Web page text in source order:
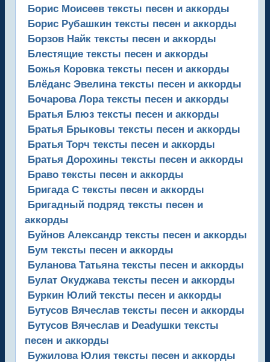
Борис Моисеев тексты песен и аккорды
Борис Рубашкин тексты песен и аккорды
Борзов Найк тексты песен и аккорды
Блестящие тексты песен и аккорды
Божья Коровка тексты песен и аккорды
Блёданс Эвелина тексты песен и аккорды
Бочарова Лора тексты песен и аккорды
Братья Блюз тексты песен и аккорды
Братья Брыковы тексты песен и аккорды
Братья Торч тексты песен и аккорды
Братья Дорохины тексты песен и аккорды
Браво тексты песен и аккорды
Бригада С тексты песен и аккорды
Бригадный подряд тексты песен и
аккорды
Буйнов Александр тексты песен и аккорды
Бум тексты песен и аккорды
Буланова Татьяна тексты песен и аккорды
Булат Окуджава тексты песен и аккорды
Буркин Юлий тексты песен и аккорды
Бутусов Вячеслав тексты песен и аккорды
Бутусов Вячеслав и Deadушки тексты
песен и аккорды
Бужилова Юлия тексты песен и аккорды